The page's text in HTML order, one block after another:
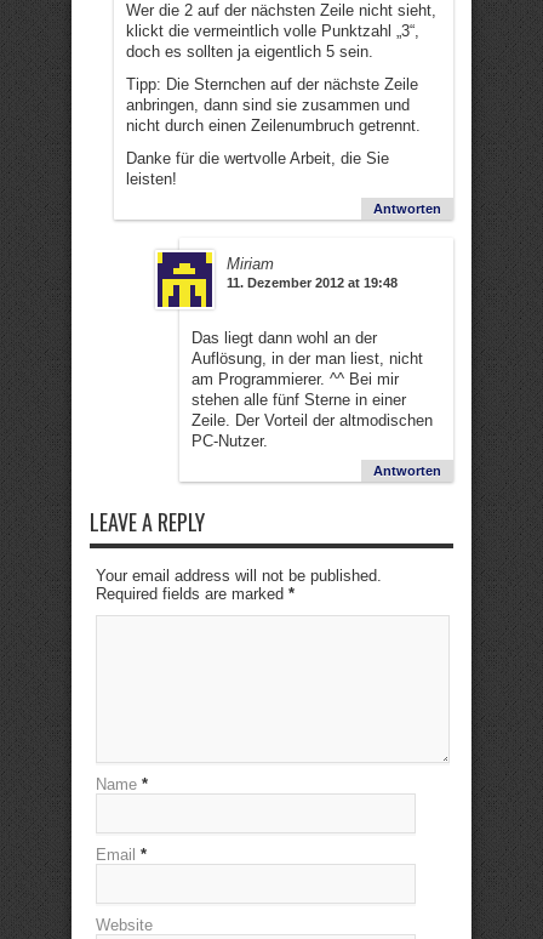
Wer die 2 auf der nächsten Zeile nicht sieht,
klickt die vermeintlich volle Punktzahl „3“,
doch es sollten ja eigentlich 5 sein.
Tipp: Die Sternchen auf der nächste Zeile
anbringen, dann sind sie zusammen und
nicht durch einen Zeilenumbruch getrennt.
Danke für die wertvolle Arbeit, die Sie
leisten!
Antworten
Miriam
11. Dezember 2012 at 19:48
Das liegt dann wohl an der
Auflösung, in der man liest, nicht
am Programmierer. ^^ Bei mir
stehen alle fünf Sterne in einer
Zeile. Der Vorteil der altmodischen
PC-Nutzer.
Antworten
LEAVE A REPLY
Your email address will not be published.
Required fields are marked *
Name *
Email *
Website